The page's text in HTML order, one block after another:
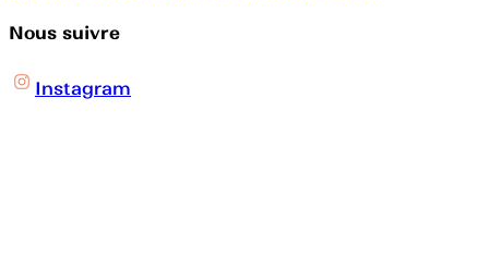
Nous suivre
Instagram